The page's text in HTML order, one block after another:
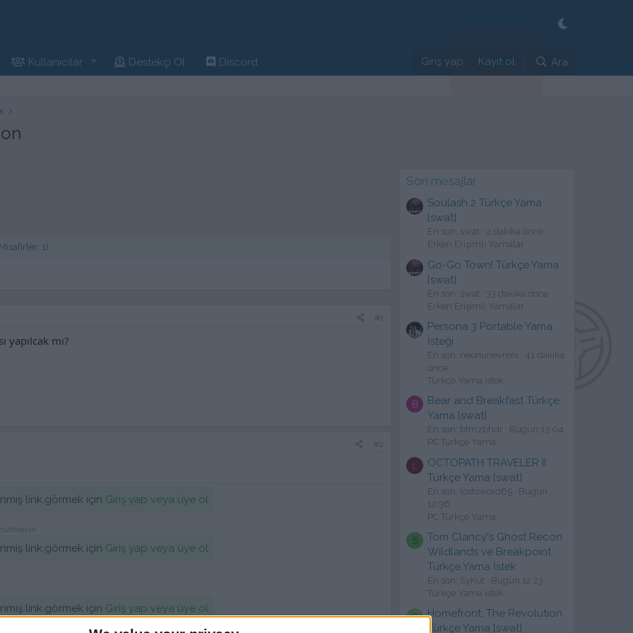
Kullanıcılar Destekçi Ol Discord Giriş yap Kayıt ol Ara
1)
#1
yapılcak mı?
#2
link,görmek için Giriş yap veya üye ol.
link,görmek için Giriş yap veya üye ol.
link,görmek için Giriş yap veya üye ol.
Son mesajlar
Soulash 2 Türkçe Yama
[swat]
En son: swat
2 dakika önce
Erken Erişimli Yamalar
Go-Go Town! Türkçe Yama
[swat]
En son: swat
33 dakika önce
Erken Erişimli Yamalar
Persona 3 Portable Yama
İsteği
En son: neonunevreni
41 dakika
önce
Türkçe Yama istek
B
Bear and Breakfast Türkçe
Yama [swat]
En son: btmzbhdr
Bugün 13:04
PC Türkçe Yama
L
OCTOPATH TRAVELER II
Türkçe Yama [swat]
En son: lostsword65
Bugün
12:36
PC Türkçe Yama
S
Tom Clancy's Ghost Recon
Wildlands ve Breakpoint
Türkçe Yama İstek
En son: SyKut
Bugün 12:23
Türkçe Yama istek
C
Homefront: The Revolution
Türkçe Yama [swat]